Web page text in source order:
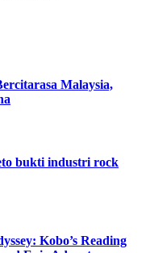
Malaysia,
bukti industri rock
Kobo’s Reading